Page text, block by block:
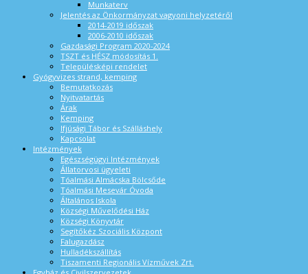
Munkaterv
Jelentés az Önkormányzat vagyoni helyzetéről
2014-2019 időszak
2006-2010 időszak
Gazdasági Program 2020-2024
TSZT és HÉSZ módosítás 1.
Településképi rendelet
Gyógyvizes strand, kemping
Bemutatkozás
Nyitvatartás
Árak
Kemping
Ifjúsági Tábor és Szálláshely
Kapcsolat
Intézmények
Egészségügyi Intézmények
Állatorvosi ügyeleti
Tóalmási Almácska Bölcsőde
Tóalmási Mesevár Óvoda
Általános Iskola
Községi Művelődési Ház
Községi Könyvtár
Segítőkéz Szociális Központ
Falugazdász
Hulladékszállítás
Tiszamenti Regionális Vízművek Zrt.